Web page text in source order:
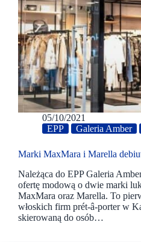
05/10/2021
EPP
Galeria Amber
Marki MaxMara i Marella
Należąca do EPP Galeria
ofertę modową o dwie marki
MaxMara oraz Marella. To
włoskich firm prét-â-porter w
skierowaną do osób…